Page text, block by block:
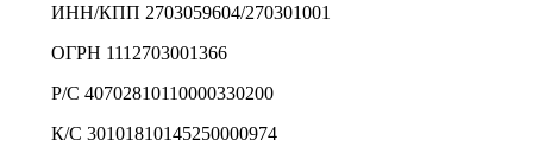
ИНН/КПП 2703059604/270301001
ОГРН 1112703001366
Р/С 40702810110000330200
К/С 30101810145250000974